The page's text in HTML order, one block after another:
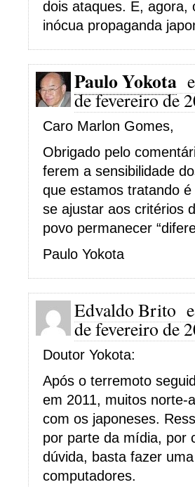
dois ataques. E, agora,
inócua propaganda
Paulo Yokota
de fevereiro de
Caro Marlon Gomes,
Obrigado pelo
ferem a sensibilidade
que estamos tratando
se ajustar aos critérios
povo permanecer
Paulo Yokota
Edvaldo Brito
de fevereiro de
Doutor Yokota:
Após o terremoto
em 2011, muitos norte-
com os japoneses.
por parte da mídia, por
dúvida, basta fazer
computadores.